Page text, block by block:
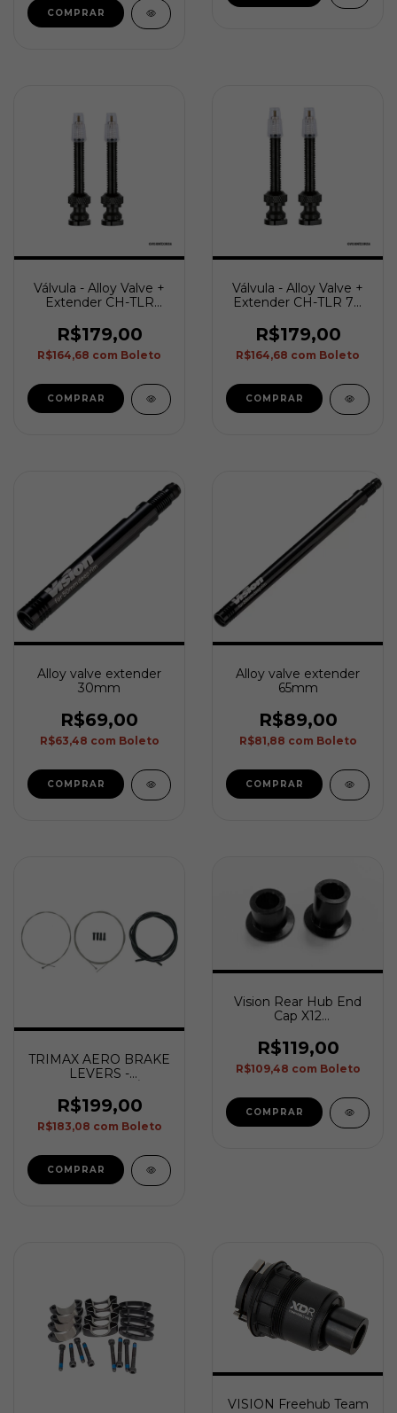
Válvula - Alloy Valve +
Extender CH-TLR
R$179,00
R$164,68 com Boleto
Válvula - Alloy Valve +
Extender CH-TLR 70
R$179,00
R$164,68 com Boleto
Alloy valve extender
30mm
R$69,00
R$63,48 com Boleto
Alloy valve extender
65mm
R$89,00
R$81,88 com Boleto
TRIMAX AERO BRAKE
LEVERS -
R$199,00
R$183,08 com Boleto
Vision Rear Hub End
Cap X12
R$119,00
R$109,48 com Boleto
VISION Freehub Team